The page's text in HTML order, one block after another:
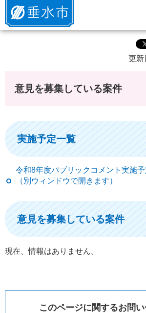
垂水市
更新
意見を募集している案件
実施予定一覧
令和8年度パブリックコメント実施予
（別ウィンドウで開きます）
意見を募集している案件
現在、情報はありません。
このページに関するお問